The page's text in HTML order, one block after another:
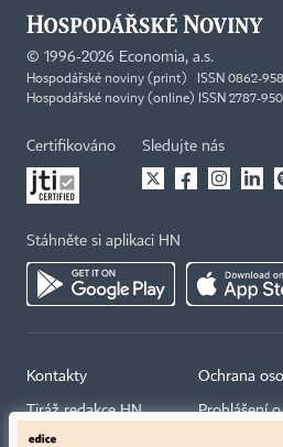
© 1996-2026 Economia, a.s.
Hospodářské noviny (print) ISSN 0862-
Hospodářské noviny (online) ISSN 2787-
Certifikováno Sledujte nás
Stáhněte si aplikaci HN
Kontakty
Tiráž redakce HN
Ochrana
Prohlášení